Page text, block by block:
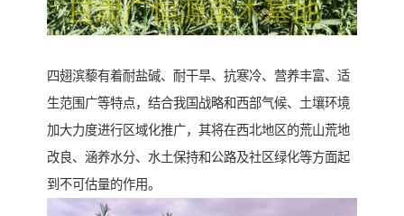
四翅滨藜有着耐盐碱、耐干旱、抗寒冷、营养丰富、适
生范围广等特点，结合我国战略和西部气候、土壤环境
加大力度进行区域化推广，其将在西北地区的荒山荒地
改良、涵养水分、水土保持和公路及社区绿化等方面起
到不可估量的作用。